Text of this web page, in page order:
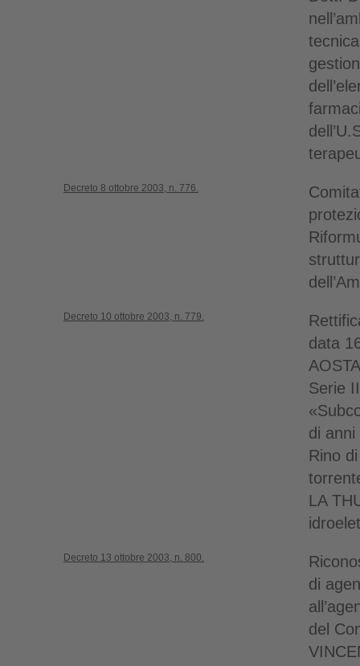
Decreto 8 ottobre 2003, n. 776.
Decreto 10 ottobre 2003, n. 779.
data
Serie
di
Rino
LA
Decreto 13 ottobre 2003, n. 800.
di
del